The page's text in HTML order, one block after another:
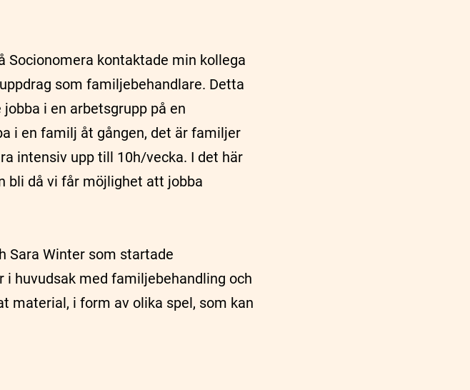
Socionomera kontaktade min kollega
som familjebehandlare. Detta
i en arbetsgrupp på en
i en familj åt gången, det är familjer
intensiv upp till 10h/vecka. I det här
bli då vi får möjlighet att jobba
Sara Winter som startade
huvudsak med familjebehandling och
material, i form av olika spel, som kan